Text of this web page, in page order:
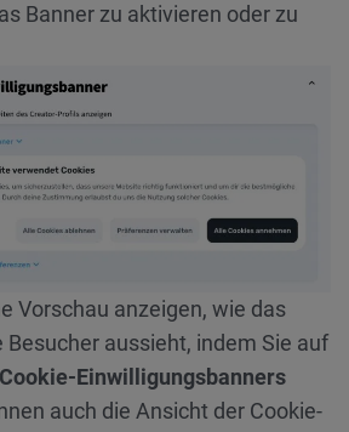
Banner zu aktivieren oder zu
Vorschau anzeigen, wie das
Besucher aussieht, indem Sie auf
Einwilligungsbanners
auch die Ansicht der Cookie-